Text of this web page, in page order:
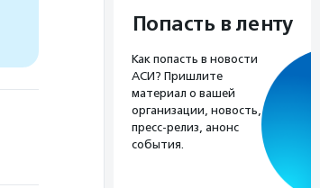
Попасть в ленту
Как попасть в новости
АСИ? Пришлите
материал о вашей
организации, новость,
пресс-релиз, анонс
события.